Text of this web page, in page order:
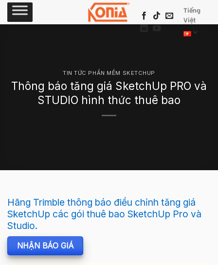
Skip
Tiếng
Việt
TIN TỨC PHẦN MỀM SKETCHUP
Thông báo tăng giá SketchUp PRO và
STUDIO hình thức thuê bao
Hãng Trimble thông báo điều chỉnh tăng giá
SketchUp các gói thuê bao SketchUp Pro và
Studio.
NHẬN BÁO GIÁ